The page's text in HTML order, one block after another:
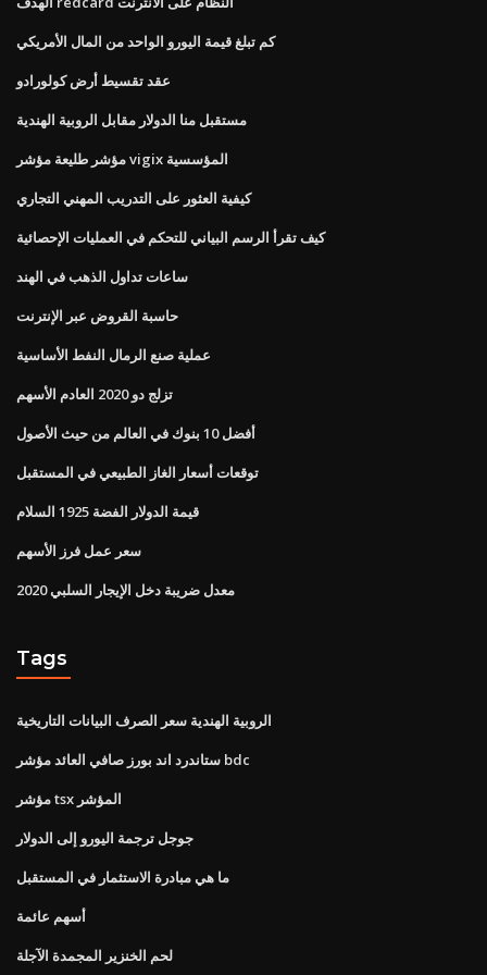
كم تبلغ قيمة اليورو الواحد من المال الأمريكي
عقد تقسيط أرض كولورادو
مستقبل منا الدولار مقابل الروبية الهندية
مؤشر طليعة مؤشر vigix المؤسسية
كيفية العثور على التدريب المهني التجاري
كيف تقرأ الرسم البياني للتحكم في العمليات الإحصائية
ساعات تداول الذهب في الهند
حاسبة القروض عبر الإنترنت
عملية صنع الرمال النفط الأساسية
تزلج دو 2020 العادم الأسهم
أفضل 10 بنوك في العالم من حيث الأصول
توقعات أسعار الغاز الطبيعي في المستقبل
قيمة الدولار الفضة 1925 السلام
سعر عمل فرز الأسهم
معدل ضريبة دخل الإيجار السلبي 2020
Tags
الروبية الهندية سعر الصرف البيانات التاريخية
ستاندرد اند بورز صافي العائد مؤشر bdc
مؤشر tsx المؤشر
جوجل ترجمة اليورو إلى الدولار
ما هي مبادرة الاستثمار في المستقبل
أسهم عائمة
لحم الخنزير المجمدة الآجلة